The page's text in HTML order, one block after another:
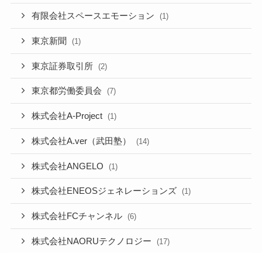
有限会社スペースエモーション (1)
東京新聞 (1)
東京証券取引所 (2)
東京都労働委員会 (7)
株式会社A-Project (1)
株式会社A.ver（武田塾） (14)
株式会社ANGELO (1)
株式会社ENEOSジェネレーションズ (1)
株式会社FCチャンネル (6)
株式会社NAORUテクノロジー (17)